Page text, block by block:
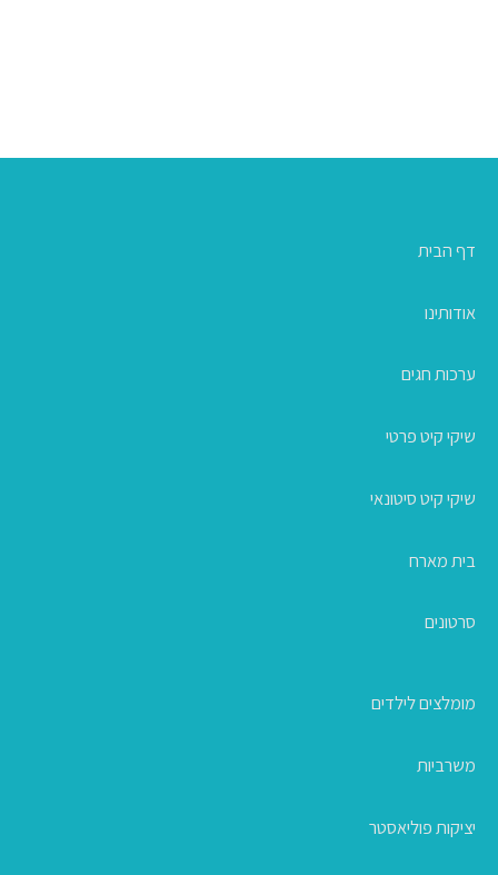
דף הבית
אודותינו
ערכות חגים
שיקי קיט פרטי
שיקי קיט סיטונאי
בית מארח
סרטונים
מומלצים לילדים
משרביות
יציקות פוליאסטר